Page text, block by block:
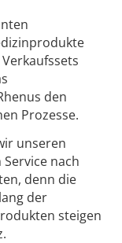
den
Prozesse.
unseren
nach
denn die
der
steigen